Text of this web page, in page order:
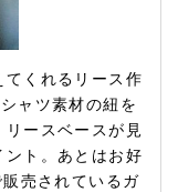
てくれるリース作
ャツ素材の紐を
ースベースが見
ント。あとはお好
売されているガ